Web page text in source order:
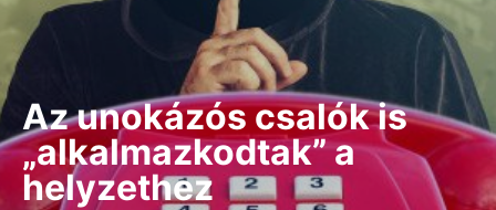
Az unokázós csalók is
„alkalmazkodtak” a
helyzethez